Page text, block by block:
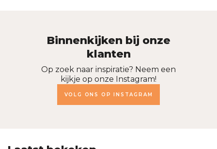
Binnenkijken bij onze
klanten
Op zoek naar inspiratie? Neem een
kijkje op onze Instagram!
VOLG ONS OP INSTAGRAM